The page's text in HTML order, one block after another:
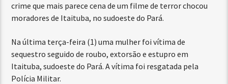
crime que mais parece cena de um filme de terror chocou
moradores de Itaituba, no sudoeste do Pará.
Na última terça-feira (1) uma mulher foi vítima de
sequestro seguido de roubo, extorsão e estupro em
Itaituba, sudoeste do Pará. A vítima foi resgatada pela
Polícia Militar.